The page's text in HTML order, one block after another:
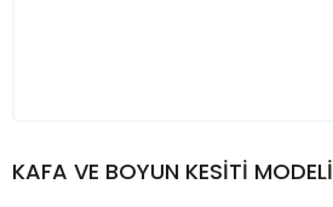
KAFA VE BOYUN KESİTİ MODELİ